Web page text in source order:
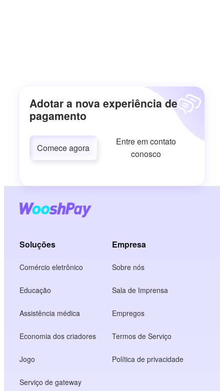
Adotar a nova experiência de
pagamento
Comece agora
Entre em contato
conosco
Soluções
Comércio eletrônico
Educação
Assistência médica
Economia dos criadores
Jogo
Serviço de gateway
Empresa
Sobre nós
Sala de Imprensa
Empregos
Termos de Serviço
Política de privacidade